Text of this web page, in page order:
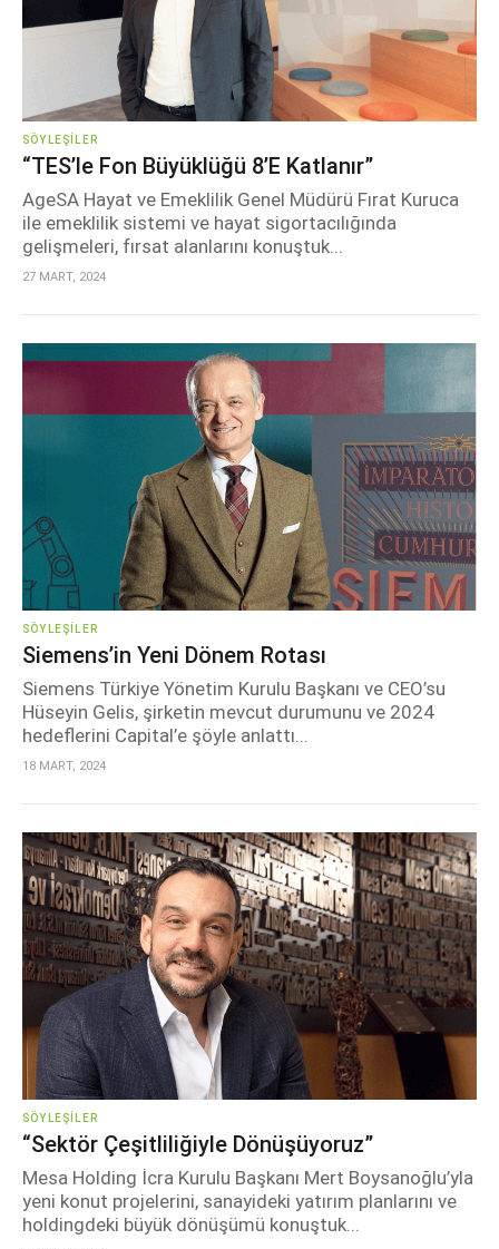
SÖYLEŞILER
“TES’le Fon Büyüklüğü 8’e Katlanır”
AgeSA Hayat ve Emeklilik Genel Müdürü Fırat Kuruca
ile emeklilik sistemi ve hayat sigortacılığında
gelişmeleri, fırsat alanlarını konuştuk...
27 MART, 2024
SÖYLEŞILER
Siemens’in Yeni Dönem Rotası
Siemens Türkiye Yönetim Kurulu Başkanı ve CEO’su
Hüseyin Gelis, şirketin mevcut durumunu ve 2024
hedeflerini Capital’e şöyle anlattı...
18 MART, 2024
SÖYLEŞILER
“Sektör Çeşitliliğiyle Dönüşüyoruz”
Mesa Holding İcra Kurulu Başkanı Mert Boysanoğlu’yla
yeni konut projelerini, sanayideki yatırım planlarını ve
holdingdeki büyük dönüşümü konuştuk...